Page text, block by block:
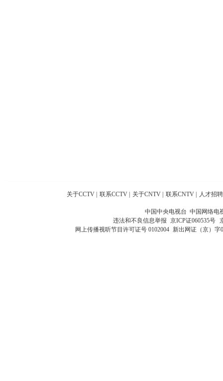
关于CCTV 联系CCTV 关于CNTV 联系CNTV 人才招聘
中国中央电视台 中国网络电
违法和不良信息举报 京ICP证060535号
网上传播视听节目许可证号 0102004 新出网证（京）